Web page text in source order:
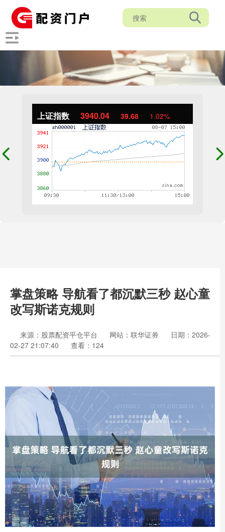
上证指数 3940.04 39.68 1.02%
掌盘策略 导航看了都沉默三秒 赵心童
改写斯诺克规则
来源：股票配资平仓平台 网站：联华证券
日期：2026-
02-27 21:07:40
查看：124